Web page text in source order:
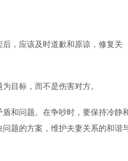
，应该及时道歉和原谅，修复关
目标，而不是伤害对方。
和问题。在争吵时，要保持冷静
题的方案，维护夫妻关系的和谐